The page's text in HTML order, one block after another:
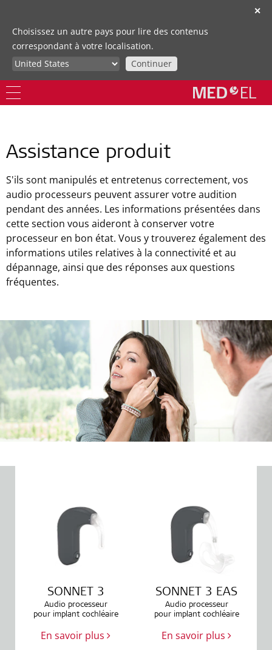
✕
Choisissez un autre pays pour lire des contenus
correspondant à votre localisation.
Continuer
Assistance produit
S'ils sont manipulés et entretenus correctement, vos
audio processeurs peuvent assurer votre audition
pendant des années. Les informations présentées dans
cette section vous aideront à conserver votre
processeur en bon état. Vous y trouverez également des
informations utiles relatives à la connectivité et au
dépannage, ainsi que des réponses aux questions
fréquentes.
SONNET 3
Audio processeur
pour implant cochléaire
En savoir plus
SONNET 3 EAS
Audio processeur
pour implant cochléaire
En savoir plus